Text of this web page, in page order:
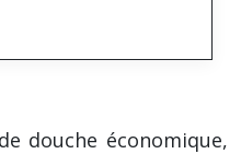
douche économique,